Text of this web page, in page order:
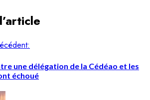
une délégation de la Cédéao et les
échoué